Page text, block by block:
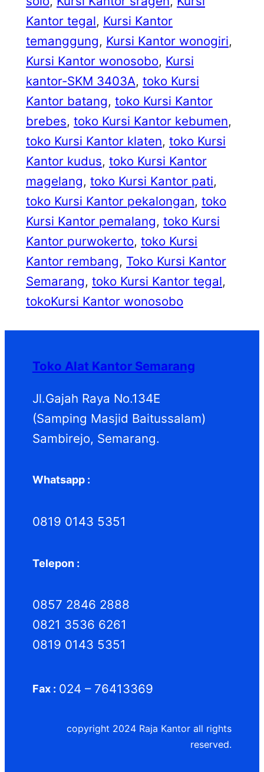
Kantor tegal, Kursi Kantor
temanggung, Kursi Kantor wonogiri
Kursi Kantor wonosobo, Kursi
kantor-SKM 3403A, toko Kursi
Kantor batang, toko Kursi Kantor
brebes, toko Kursi Kantor kebumen
toko Kursi Kantor klaten, toko Kursi
Kantor kudus, toko Kursi Kantor
magelang, toko Kursi Kantor pati
toko Kursi Kantor pekalongan, toko
Kursi Kantor pemalang, toko Kursi
Kantor purwokerto, toko Kursi
Kantor rembang, Toko Kursi Kantor
Semarang, toko Kursi Kantor tegal
tokoKursi Kantor wonosobo
Toko Alat Kantor Semarang
Jl.Gajah Raya No.134E
(Samping Masjid Baitussalam)
Sambirejo, Semarang.
Whatsapp :
0819 0143 5351
Telepon :
0857 2846 2888
0821 3536 6261
0819 0143 5351
Fax : 024 – 76413369
copyright 2024 Raja Kantor all rights
reserved.